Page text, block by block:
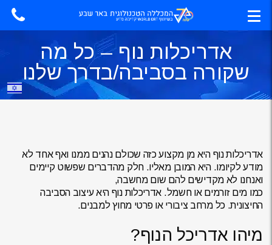
אדריכלות נוף – כל מה
שקורה בסביבה/בדרך שלנו
אדריכלות נוף היא מן מקצוע כזה שכולם נהנים ממנו ואף אחד לא
מודע לקיומו. היא המובן מאליו. חלק מהדברים שפשוט קיימים
ואנחנו לא מקדישים להם שום מחשבה,
כמו מים זורמים או חשמל. אדריכלות נוף היא עיצוב הסביבה
החיצונית. כל מרחב ציבורי או פרטי מחוץ למבנים.
מיהו אדריכל הנוף?